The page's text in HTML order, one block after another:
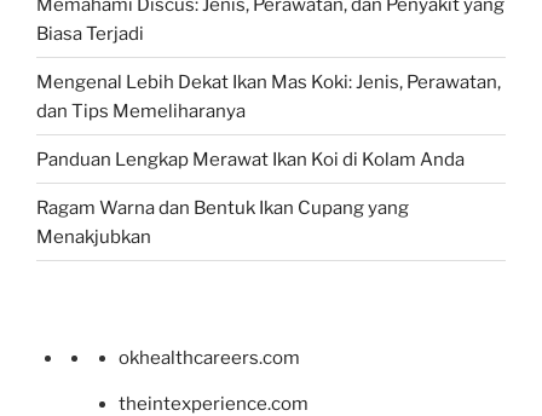
Memahami Discus: Jenis, Perawatan, dan Penyakit yang
Biasa Terjadi
Mengenal Lebih Dekat Ikan Mas Koki: Jenis, Perawatan,
dan Tips Memeliharanya
Panduan Lengkap Merawat Ikan Koi di Kolam Anda
Ragam Warna dan Bentuk Ikan Cupang yang
Menakjubkan
okhealthcareers.com
theintexperience.com